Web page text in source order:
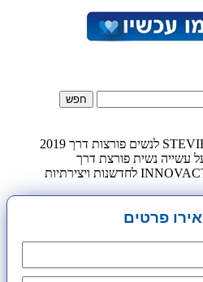
זוכת הפרס העולמי INNOVACTION לחדשנות ויצירתיות
פרטים